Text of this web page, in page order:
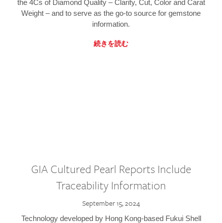
the 4Cs of Diamond Quality – Clarity, Cut, Color and Carat
Weight – and to serve as the go-to source for gemstone
information.
続きを読む
GIA Cultured Pearl Reports Include
Traceability Information
September 15, 2024
Technology developed by Hong Kong-based Fukui Shell